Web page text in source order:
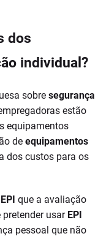
dos
individual?
sobresegurança
estão
equipamentos
deequipamentos
dos custos para os
EPI que a avaliação
pretender usar EPI
pessoal que não